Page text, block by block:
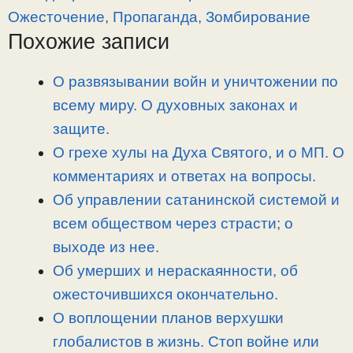
y
L
e
g
a
e
b
р
а
Ожесточение, Пропаганда, Зомбирование
Похожие записи
О развязывании войн и уничтожении по
всему миру. О духовных законах и
защите.
О грехе хулы на Духа Святого, и о МП. О
комментариях и ответах на вопросы.
Об управлении сатанинской системой и
всем обществом через страсти; о
выходе из нее.
Об умерших и нераскаянности, об
ожесточившихся окончательно.
О воплощении планов верхушки
глобалистов в жизнь. Стоп войне или